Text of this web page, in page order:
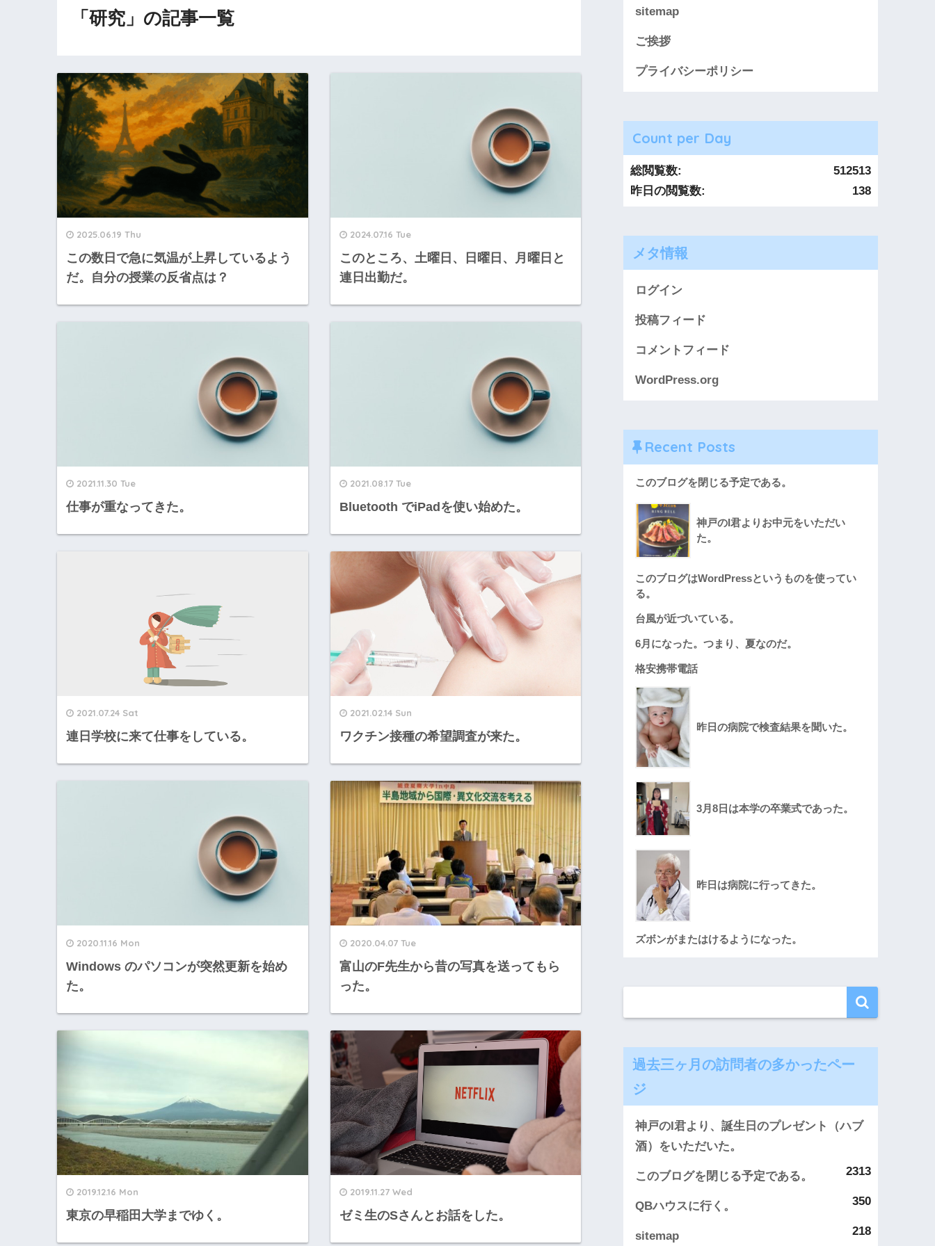
「研究」の記事一覧
2025.06.19 Thu
この数日で急に気温が上昇しているよう
だ。自分の授業の反省点は？
2024.07.16 Tue
このところ、土曜日、日曜日、月曜日と
連日出勤だ。
2021.11.30 Tue
仕事が重なってきた。
2021.08.17 Tue
Bluetooth でiPadを使い始めた。
2021.07.24 Sat
連日学校に来て仕事をしている。
2021.02.14 Sun
ワクチン接種の希望調査が来た。
2020.11.16 Mon
Windows のパソコンが突然更新を始め
た。
2020.04.07 Tue
富山のF先生から昔の写真を送ってもら
った。
2019.12.16 Mon
東京の早稲田大学までゆく。
2019.11.27 Wed
ゼミ生のSさんとお話をした。
sitemap
ご挨拶
プライバシーポリシー
Count per Day
512513
総閲覧数:
138
昨日の閲覧数:
メタ情報
ログイン
投稿フィード
コメントフィード
WordPress.org
Recent Posts
このブログを閉じる予定である。
神戸のI君よりお中元をいただい
た。
このブログはWordPressというものを使ってい
る。
台風が近づいている。
6月になった。つまり、夏なのだ。
格安携帯電話
昨日の病院で検査結果を聞いた。
3月8日は本学の卒業式であった。
昨日は病院に行ってきた。
ズボンがまたはけるようになった。
過去三ヶ月の訪問者の多かったペー
ジ
神戸のI君より、誕生日のプレゼント（ハブ
酒）をいただいた。
2313
このブログを閉じる予定である。
350
QBハウスに行く。
218
sitemap